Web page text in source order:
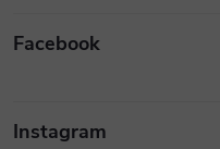
Facebook
Instagram